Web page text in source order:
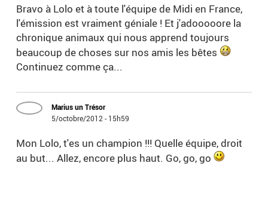
Bravo à Lolo et à toute l'équipe de Midi en France,
l'émission est vraiment géniale ! Et j'adooooore la
chronique animaux qui nous apprend toujours
beaucoup de choses sur nos amis les bêtes
Continuez comme ça...
Marius un Trésor
5/octobre/2012 - 15h59
Mon Lolo, t'es un champion !!! Quelle équipe, droit
au but... Allez, encore plus haut. Go, go, go